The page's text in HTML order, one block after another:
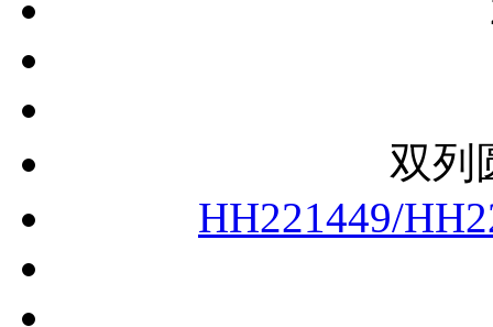
双列
HH221449/